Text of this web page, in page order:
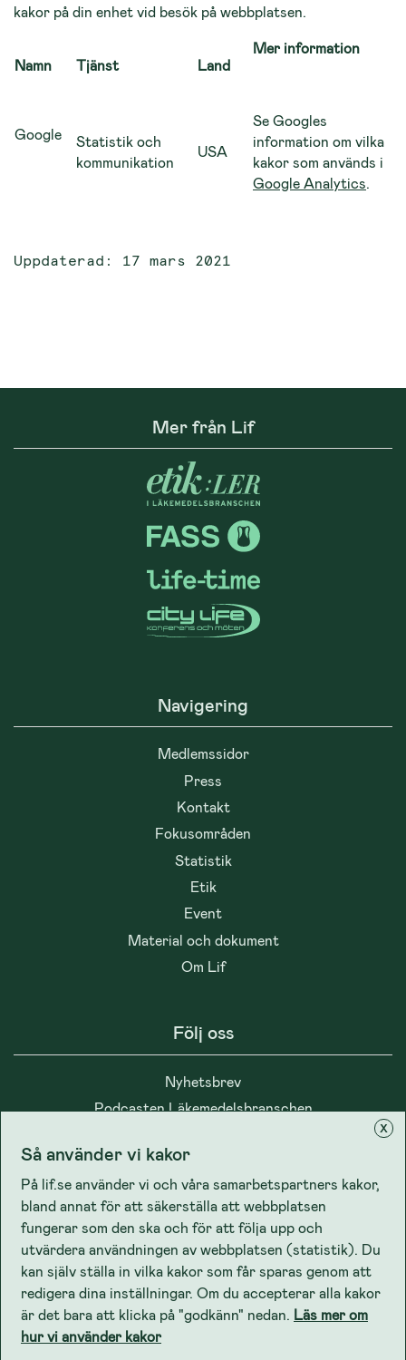
x
Så använder vi kakor
På lif.se använder vi och våra samarbetspartners kakor,
bland annat för att säkerställa att webbplatsen
fungerar som den ska och för att följa upp och
utvärdera användningen av webbplatsen (statistik). Du
kan själv ställa in vilka kakor som får sparas genom att
redigera dina inställningar. Om du accepterar alla kakor
är det bara att klicka på "godkänn" nedan. Läs mer om
hur vi använder kakor
kakor på din enhet vid besök på webbplatsen.
Namn Tjänst Land
Mer information
Google
Statistik och
kommunikation
USA
Se Googles
information om vilka
kakor som används i
Google Analytics
Uppdaterad: 17 mars 2021
Mer från Lif
Navigering
Medlemssidor
Press
Kontakt
Fokusområden
Statistik
Etik
Event
Material och dokument
Om Lif
Följ oss
Nyhetsbrev
Podcasten Läkemedelsbranschen
Integritet
Cookiepolicy
Lifs dataskyddspolicy